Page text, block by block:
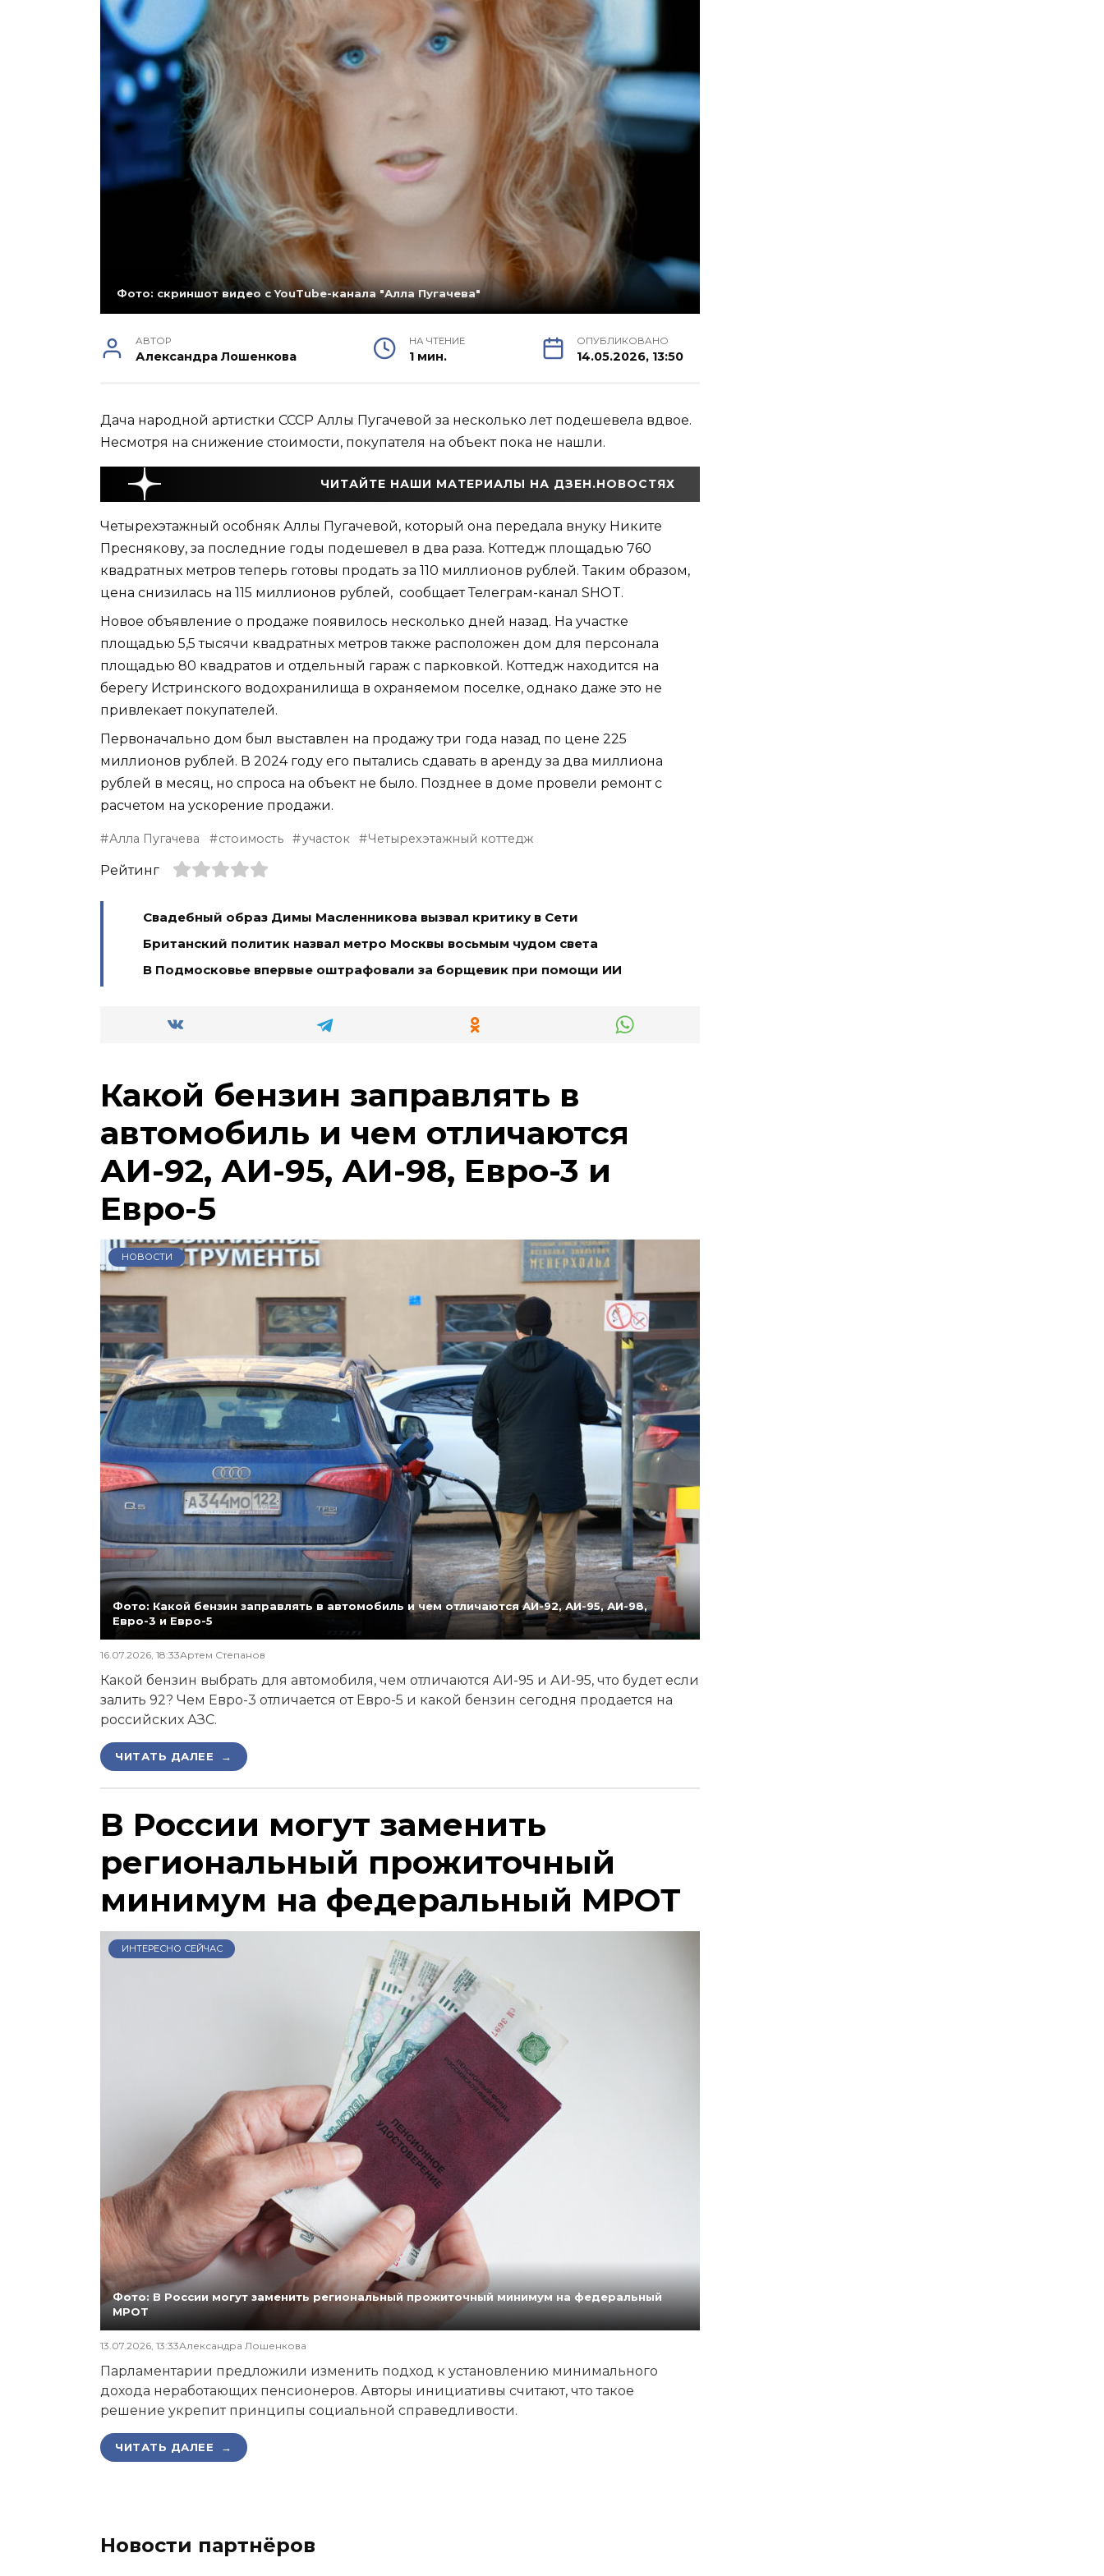
Фото: скриншот видео с YouTube-канала "Алла Пугачева"
АВТОР
Александра Лошенкова
НА ЧТЕНИЕ
1 мин.
ОПУБЛИКОВАНО
14.05.2026, 13:50
Дача народной артистки СССР Аллы Пугачевой за несколько лет подешевела вдвое.
Несмотря на снижение стоимости, покупателя на объект пока не нашли.
ЧИТАЙТЕ НАШИ МАТЕРИАЛЫ НА ДЗЕН.НОВОСТЯХ
Четырехэтажный особняк Аллы Пугачевой, который она передала внуку Никите
Преснякову, за последние годы подешевел в два раза. Коттедж площадью 760
квадратных метров теперь готовы продать за 110 миллионов рублей. Таким образом,
цена снизилась на 115 миллионов рублей, сообщает Телеграм-канал SHOT.
Новое объявление о продаже появилось несколько дней назад. На участке
площадью 5,5 тысячи квадратных метров также расположен дом для персонала
площадью 80 квадратов и отдельный гараж с парковкой. Коттедж находится на
берегу Истринского водохранилища в охраняемом поселке, однако даже это не
привлекает покупателей.
Первоначально дом был выставлен на продажу три года назад по цене 225
миллионов рублей. В 2024 году его пытались сдавать в аренду за два миллиона
рублей в месяц, но спроса на объект не было. Позднее в доме провели ремонт с
расчетом на ускорение продажи.
Алла Пугачева стоимость участок Четырехэтажный коттедж
Рейтинг
Свадебный образ Димы Масленникова вызвал критику в Сети
Британский политик назвал метро Москвы восьмым чудом света
В Подмосковье впервые оштрафовали за борщевик при помощи ИИ
Какой бензин заправлять в
автомобиль и чем отличаются
АИ-92, АИ-95, АИ-98, Евро-3 и
Евро-5
НОВОСТИ
Фото: Какой бензин заправлять в автомобиль и чем отличаются АИ-92, АИ-95, АИ-98,
Евро-3 и Евро-5
16.07.2026, 18:33Артем Степанов
Какой бензин выбрать для автомобиля, чем отличаются АИ-95 и АИ-95, что будет если
залить 92? Чем Евро-3 отличается от Евро-5 и какой бензин сегодня продается на
российских АЗС.
ЧИТАТЬ ДАЛЕЕ →
В России могут заменить
региональный прожиточный
минимум на федеральный МРОТ
ИНТЕРЕСНО СЕЙЧАС
Фото: В России могут заменить региональный прожиточный минимум на федеральный
МРОТ
13.07.2026, 13:33Александра Лошенкова
Парламентарии предложили изменить подход к установлению минимального
дохода неработающих пенсионеров. Авторы инициативы считают, что такое
решение укрепит принципы социальной справедливости.
ЧИТАТЬ ДАЛЕЕ →
Новости партнёров